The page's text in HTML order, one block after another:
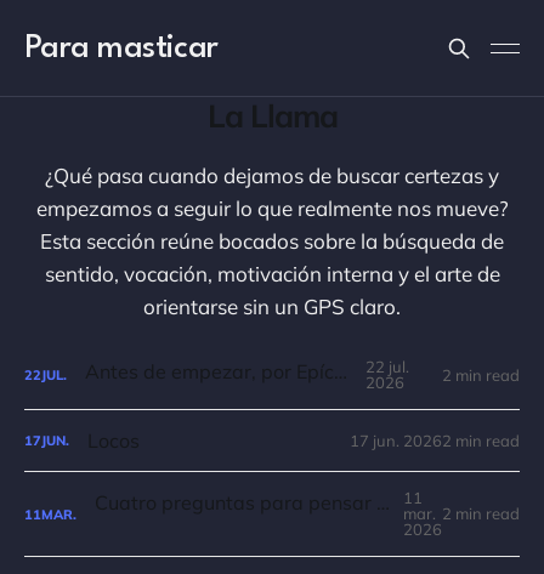
Para masticar
La Llama
¿Qué pasa cuando dejamos de buscar certezas y
empezamos a seguir lo que realmente nos mueve?
Esta sección reúne bocados sobre la búsqueda de
sentido, vocación, motivación interna y el arte de
orientarse sin un GPS claro.
22JUL. Antes de empezar, por Epícteto
22 jul.
2026
2 min read
17JUN. Locos 17 jun. 20262 min read
11MAR. Cuatro preguntas para pensar tu vida, por Jim Rohn
11
mar.
2026
2 min read